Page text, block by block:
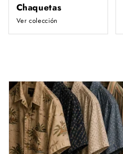
Chaquetas
Ver colección